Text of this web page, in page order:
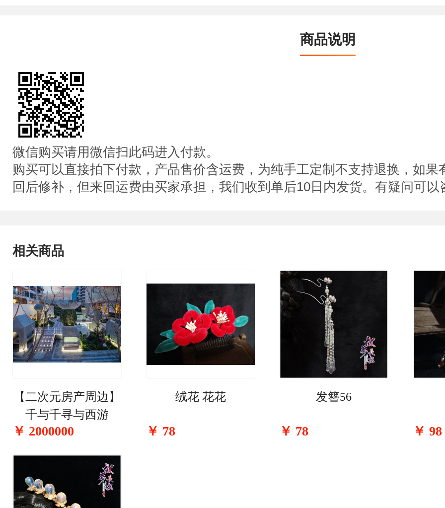
商品说明
微信购买请用微信扫此码进入付款。
购买可以直接拍下付款，产品售价含运费，为纯手工定制不支持退换，如果
回后修补，但来回运费由买家承担，我们收到单后10 日内发货。有疑问可
相关商品
【二次元房产周边】
千与千寻与西游
￥ 2000000
绒花 花花
￥ 78
发簪56
￥ 78 ￥ 98